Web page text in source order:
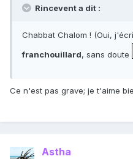
Rincevent a dit :
Chabbat Chalom ! (Oui,
franchouillard, sans doute
Ce n'est pas grave; je t'aime
Astha